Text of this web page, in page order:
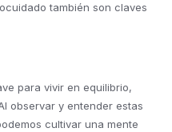
también son claves
para vivir en equilibrio,
observar y entender estas
cultivar una mente